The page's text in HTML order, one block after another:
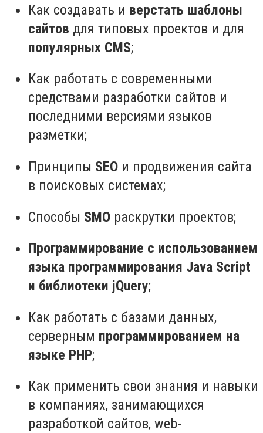
Как создавать и верстать шаблоны
сайтов для типовых проектов и для
популярных CMS;
Как работать с современными
средствами разработки сайтов и
последними версиями языков
разметки;
Принципы SEO и продвижения сайта
в поисковых системах;
Способы SMO раскрутки проектов;
Программирование с использованием
языка программирования Java Script
и библиотеки jQuery;
Как работать с базами данных,
серверным программированием на
языке PHP;
Как применить свои знания и навыки
в компаниях, занимающихся
разработкой сайтов, web-